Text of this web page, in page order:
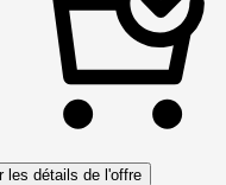
les détails de l'offre